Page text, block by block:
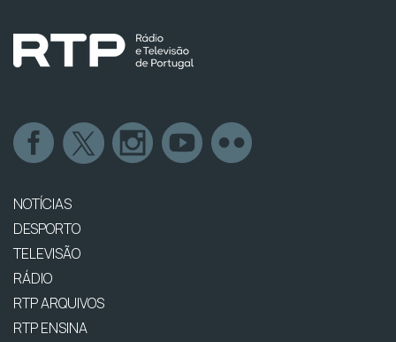
NOTÍCIAS
DESPORTO
TELEVISÃO
RÁDIO
RTP ARQUIVOS
RTP ENSINA